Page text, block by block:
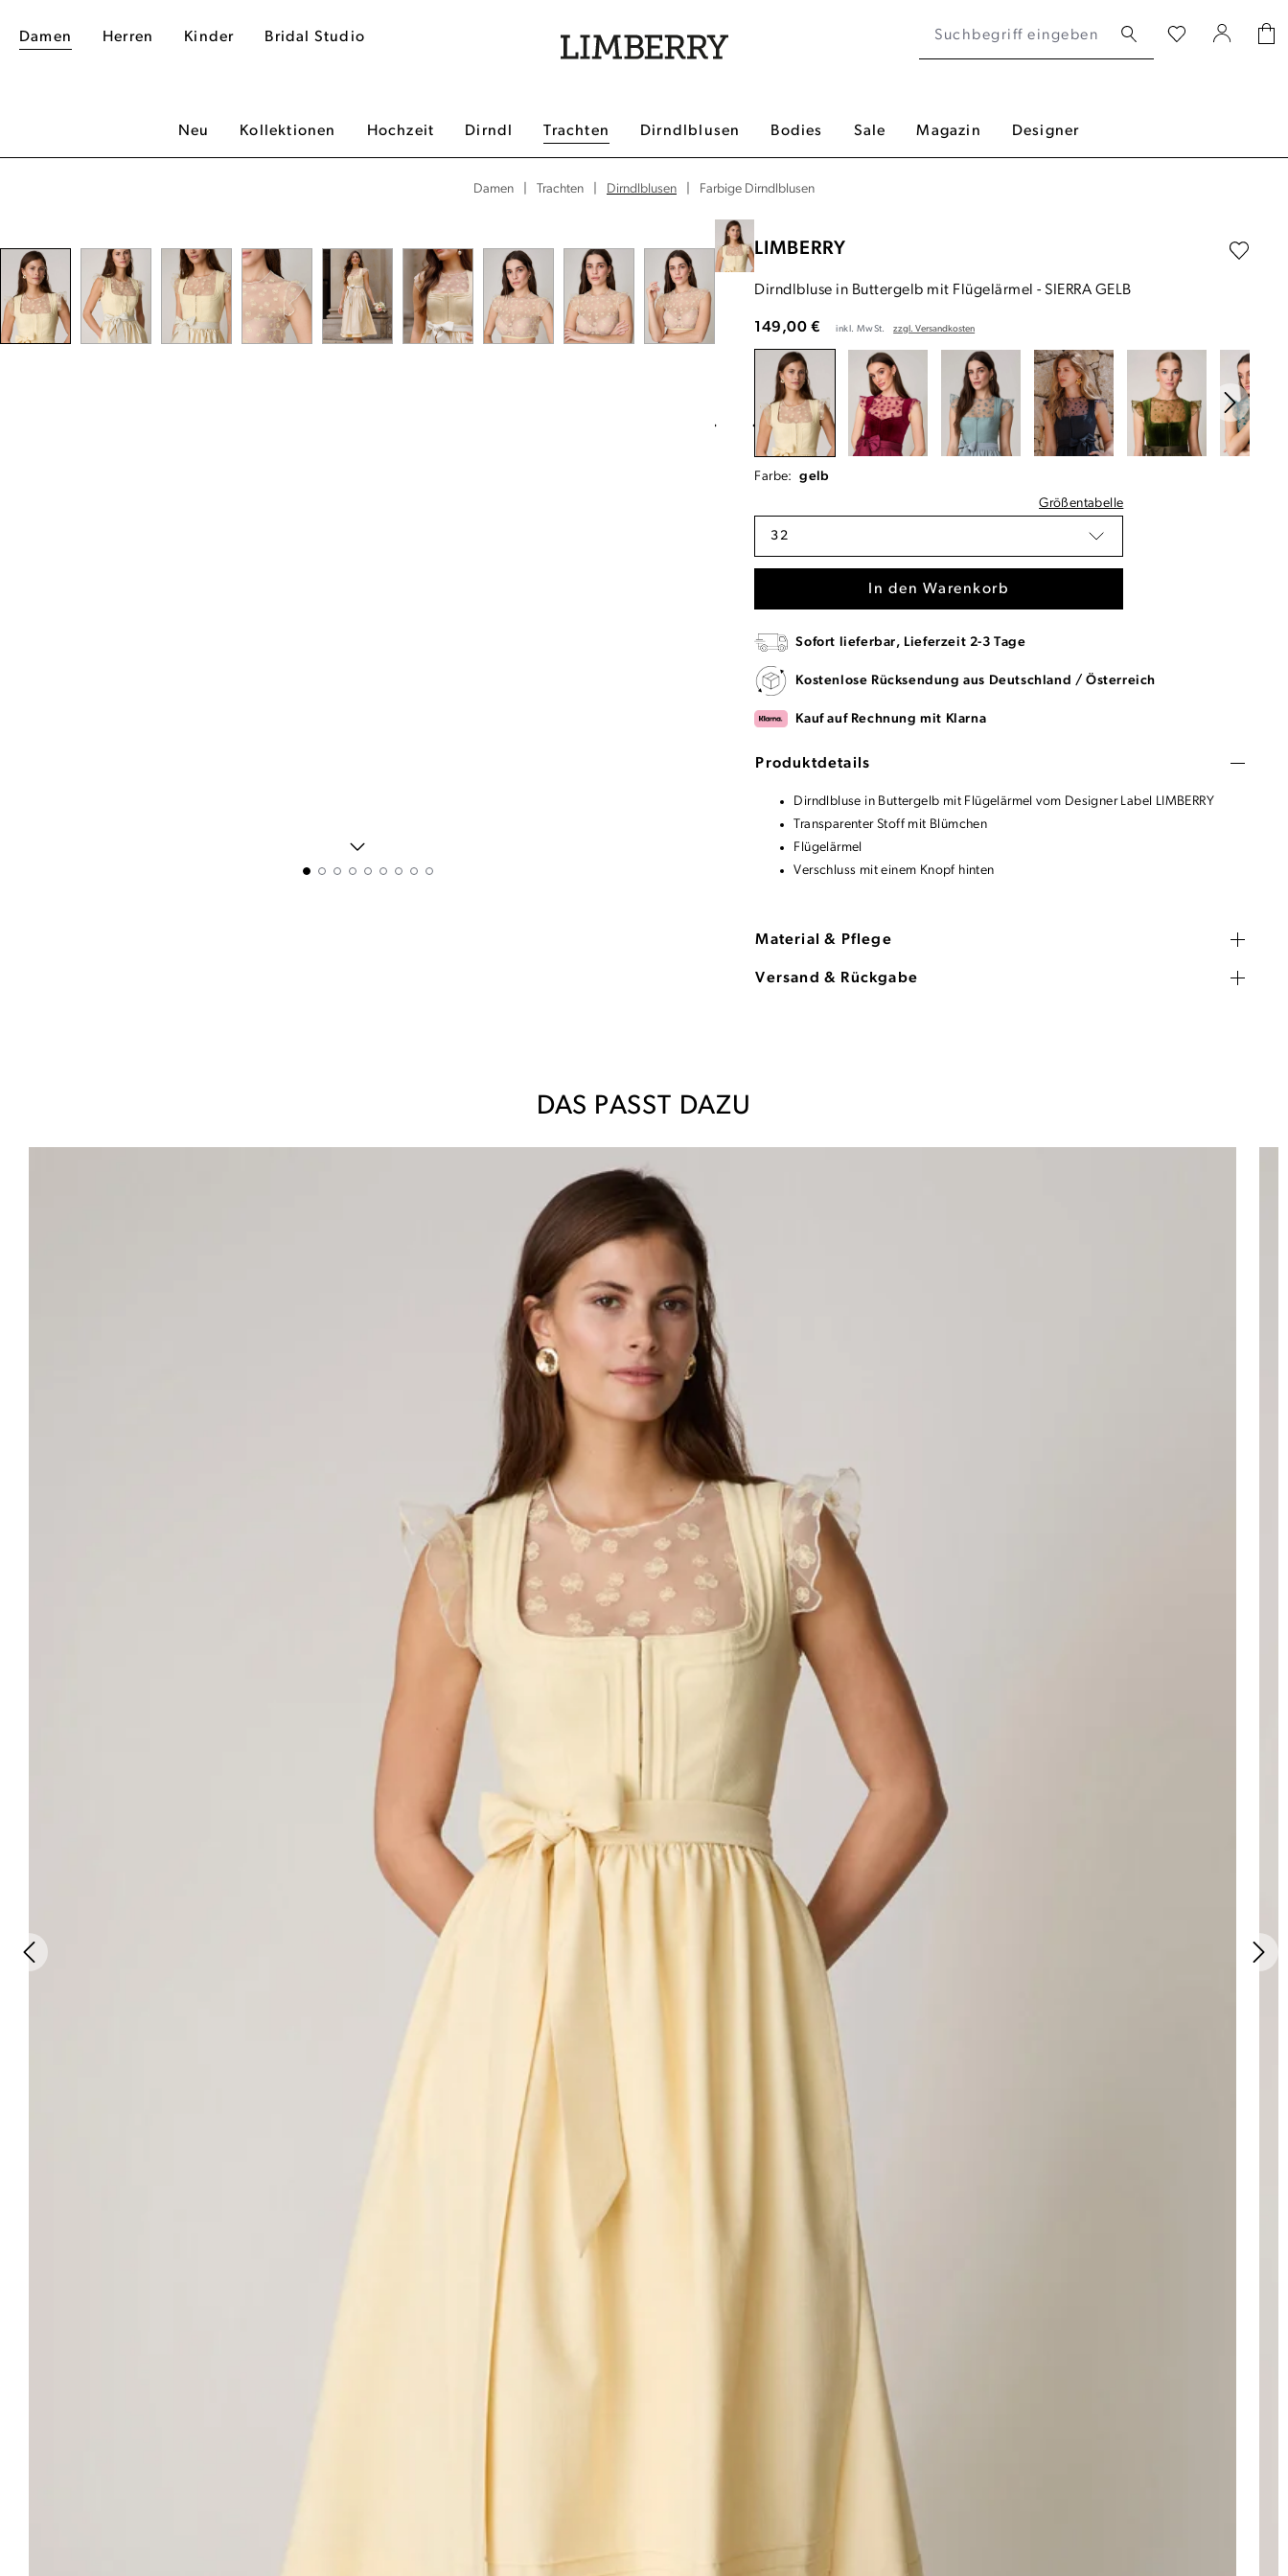
Damen Herren Kinder Bridal Studio
Neu Kollektionen Hochzeit Dirndl Trachten Dirndlblusen Bodies Sale Magazin Designer
Damen Trachten Dirndlblusen Farbige Dirndlblusen
LIMBERRY
Dirndlbluse in Buttergelb mit Flügelärmel - SIERRA GELB
149,00 € inkl. MwSt. zzgl. Versandkosten
Farbe:
gelb
Größentabelle
32
In den Warenkorb
Sofort lieferbar, Lieferzeit 2-3 Tage
Kostenlose Rücksendung aus Deutschland / Österreich
Kauf auf Rechnung mit Klarna
Produktdetails
Dirndlbluse in Buttergelb mit Flügelärmel vom Designer Label LIMBERRY
Transparenter Stoff mit Blümchen
Flügelärmel
Verschluss mit einem Knopf hinten
Material & Pflege
Versand & Rückgabe
DAS PASST DAZU